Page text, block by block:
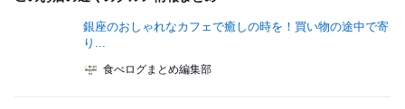
銀座のおしゃれなカフェで癒しの時を！買い物の途中で寄
り...
食べログまとめ編集部